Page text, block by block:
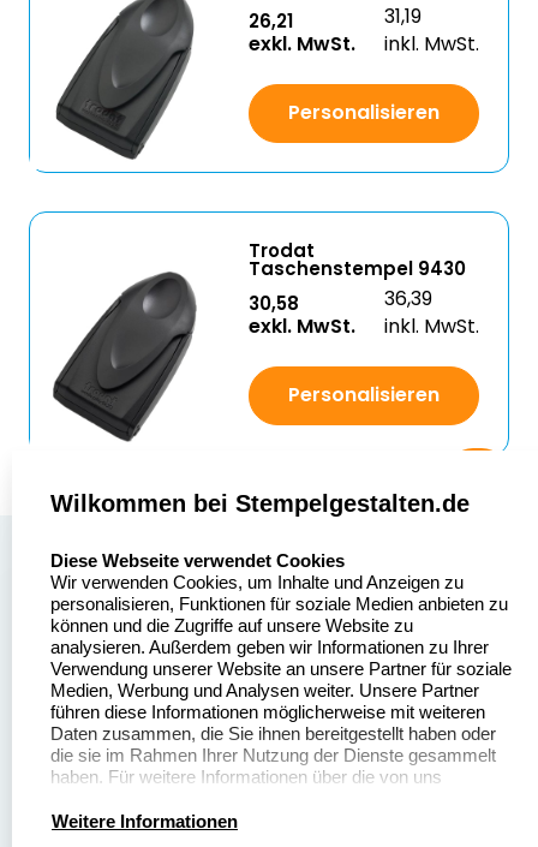
26,21
exkl. MwSt.
31,19
inkl. MwSt.
Personalisieren
Trodat
Taschenstempel 9430
30,58
exkl. MwSt.
36,39
inkl. MwSt.
Personalisieren
Stempelgestalten.de
Asterlager Straße 97
47228 Duisburg
Deutschland
Über uns
Sitemap
Alle
Stempelinformationen
Dateivorgaben
Wilkommen bei Stempelgestalten.de
Diese Webseite verwendet Cookies
Wir verwenden Cookies, um Inhalte und Anzeigen zu
personalisieren, Funktionen für soziale Medien anbieten zu
können und die Zugriffe auf unsere Website zu
analysieren. Außerdem geben wir Informationen zu Ihrer
Verwendung unserer Website an unsere Partner für soziale
Medien, Werbung und Analysen weiter. Unsere Partner
führen diese Informationen möglicherweise mit weiteren
Daten zusammen, die Sie ihnen bereitgestellt haben oder
die sie im Rahmen Ihrer Nutzung der Dienste gesammelt
haben. Für weitere Informationen über die von uns
Datenschutzerklärung.
Weitere Informationen